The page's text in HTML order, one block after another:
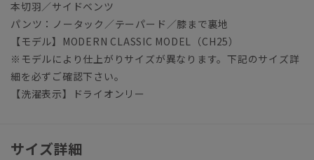
本切羽／サイドベンツ
パンツ：ノータック／テーパード／膝まで裏地
【モデル】MODERN CLASSIC MODEL（CH25）
※モデルにより仕上がりサイズが異なります。下記のサイズ詳
細を必ずご確認下さい。
【洗濯表示】ドライオンリー
サイズ詳細